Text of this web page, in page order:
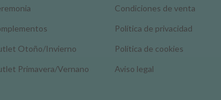
Otoño/Invierno
Primavera/Vernano
Condiciones de venta
Política de privacidad
Política de cookies
Aviso legal